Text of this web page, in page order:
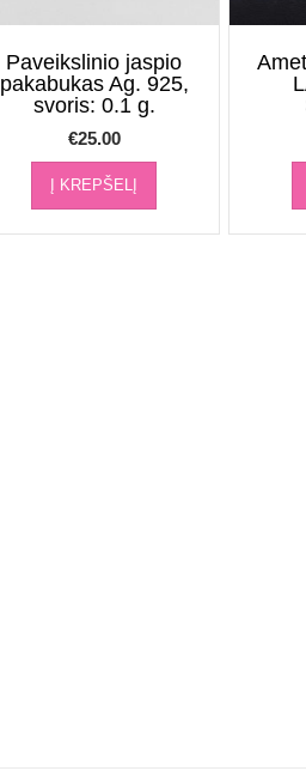
Paveikslinio jaspio
pakabukas Ag. 925,
svoris: 0.1 g.
€25.00
Į KREPŠELĮ